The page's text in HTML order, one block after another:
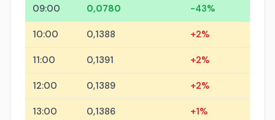
09:00 0,0780 -43%
10:00 0,1388 +2%
11:00 0,1391 +2%
12:00 0,1389 +2%
13:00 0,1386 +1%